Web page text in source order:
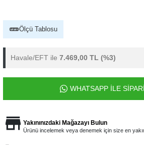
Ölçü Tablosu
Havale/EFT ile 7.469,00 TL (%3)
WHATSAPP İLE
Yakınınızdaki Mağazayı Bulun
Ürünü incelemek veya denemek için size en